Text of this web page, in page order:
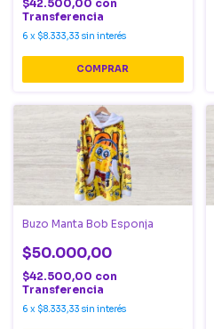
$42.500,00 con
Transferencia
6 x $8.333,33 sin interés
COMPRAR
Buzo Manta Bob Esponja
$50.000,00
$42.500,00 con
Transferencia
6 x $8.333,33 sin interés